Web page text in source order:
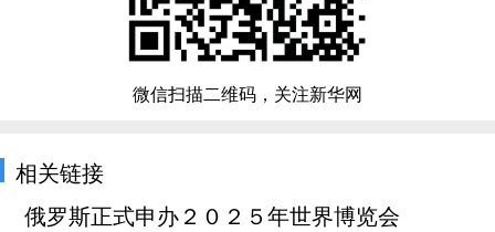
微信扫描二维码，关注新华网
相关链接
俄罗斯正式申办２０２５年世界博览会